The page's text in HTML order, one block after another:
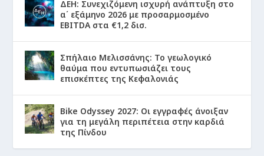
ΔΕΗ: Συνεχιζόμενη ισχυρή ανάπτυξη στο
α΄ εξάμηνο 2026 με προσαρμοσμένο
EBITDA στα €1,2 δισ.
Σπήλαιο Μελισσάνης: Το γεωλογικό
θαύμα που εντυπωσιάζει τους
επισκέπτες της Κεφαλονιάς
Bike Odyssey 2027: Οι εγγραφές άνοιξαν
για τη μεγάλη περιπέτεια στην καρδιά
της Πίνδου